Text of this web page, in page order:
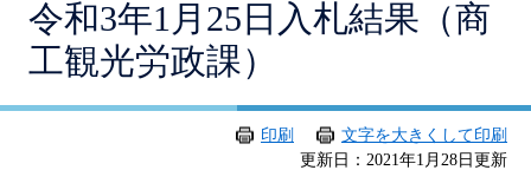
令和3年1月25日入札結果（商
工観光労政課）
印刷
文字を大きくして印刷
更新日：2021年1月28日更新